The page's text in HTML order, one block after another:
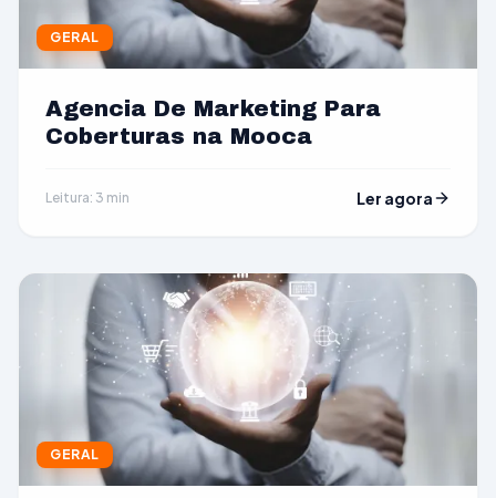
GERAL
Agencia De Marketing Para
Coberturas na Mooca
Leitura: 3 min Ler agora
GERAL